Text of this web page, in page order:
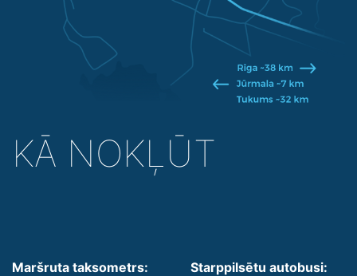
KĀ NOKĻŪT
Maršruta taksometrs: Starppilsētu autobusi: